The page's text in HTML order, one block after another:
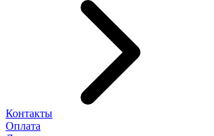
Контакты
Оплата